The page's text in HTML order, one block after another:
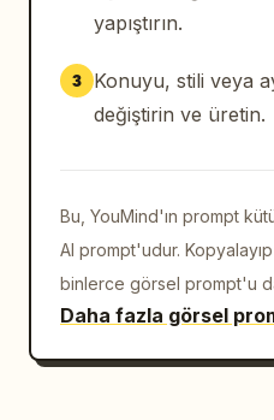
yapıştırın.
3
Konuyu, stili veya
değiştirin ve üretin.
Bu, YouMind'ın prompt
AI prompt'udur.
binlerce görsel prompt'u
Daha fazla görsel